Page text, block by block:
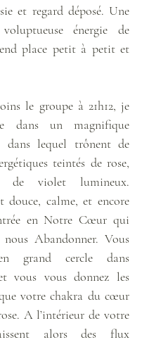
et regard déposé. Une
énergie de
place petit à petit et
le groupe à 21h12, je
dans un magnifique
dans lequel trônent de
teintés de rose,
violet lumineux.
douce, calme, et encore
en Notre Cœur qui
Abandonner. Vous
grand cercle dans
vous vous donnez les
votre chakra du cœur
A l’intérieur de votre
alors des flux